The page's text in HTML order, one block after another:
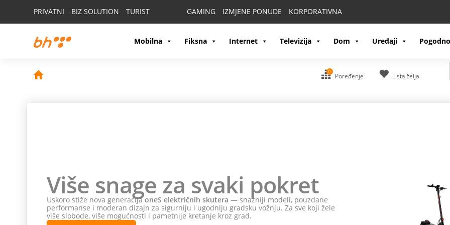
PRIVATNI BIZ SOLUTION TURIST GAMING IZMJENE PONUDE KORPORATIVNA
Mobilna Fiksna Internet Televizija Dom Uređaji
0
Poređenje Lista želja
Više snage za svaki pokret
Uskoro stiže nova generacijaoneS električnih skutera — snažniji modeli, pouzdane
performanse i moderan dizajn za sigurniju i ugodniju gradsku vožnju. Za sve koji žele
više slobode, više mogućnosti i pametnije kretanje kroz grad.